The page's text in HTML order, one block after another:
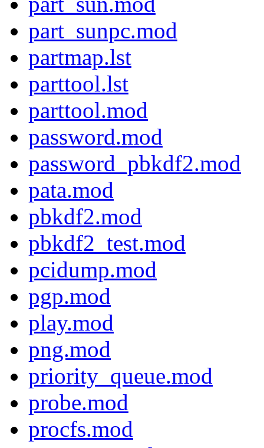
part_sunpc.mod
partmap.lst
parttool.lst
parttool.mod
password.mod
password_pbkdf2.mod
pata.mod
pbkdf2.mod
pbkdf2_test.mod
pcidump.mod
pgp.mod
play.mod
png.mod
priority_queue.mod
probe.mod
procfs.mod